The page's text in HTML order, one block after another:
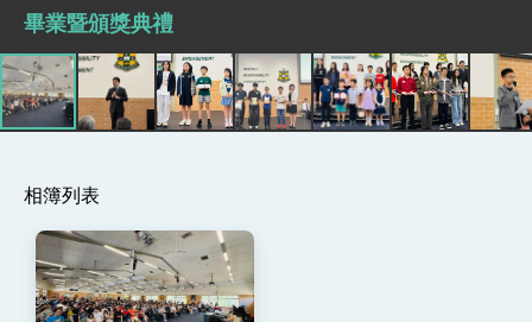
外交部長林佳龍主持第35次「參與亞太經濟合作
策略小組」跨部會會議
民調顯示多數國人滿意政府外交表現，高度支持
「總合外交」與台歐美日關係深化
總統以「韌性之島，希望之光」為題發表2026新
年談話
總統發表執政周年談話 盼面對未來挑戰 堅持
團結 迎風轉型 穩健前行
賴總統就職演說影片
畢業暨頒獎典禮
相簿列表